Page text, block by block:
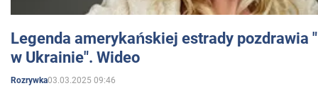
Legenda amerykańskiej estrady pozdrawia
w Ukrainie". Wideo
Rozrywka03.03.2025 09:46